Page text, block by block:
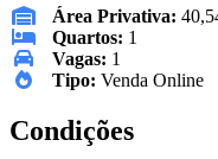
Área Privativa:
Quartos: 1
Vagas: 1
Tipo: Venda Online
Condições